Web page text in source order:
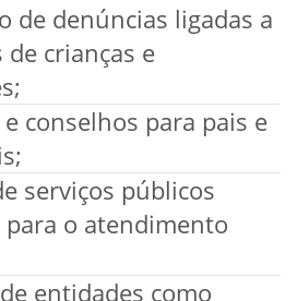
de denúncias ligadas a
crianças e
conselhos para pais e
serviços públicos
para o atendimento
entidades como